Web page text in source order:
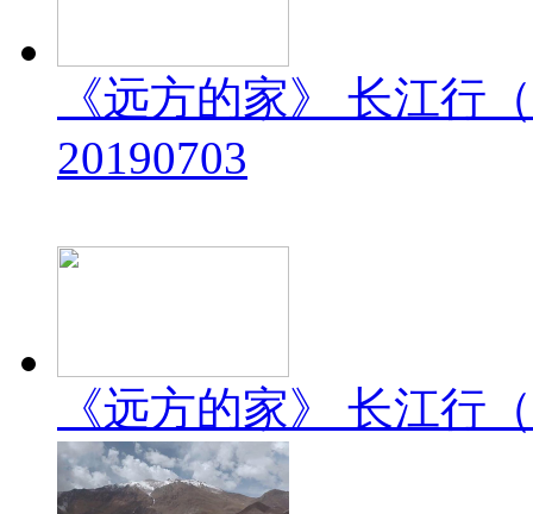
《远方的家》 长江行
20190703
《远方的家》 长江行